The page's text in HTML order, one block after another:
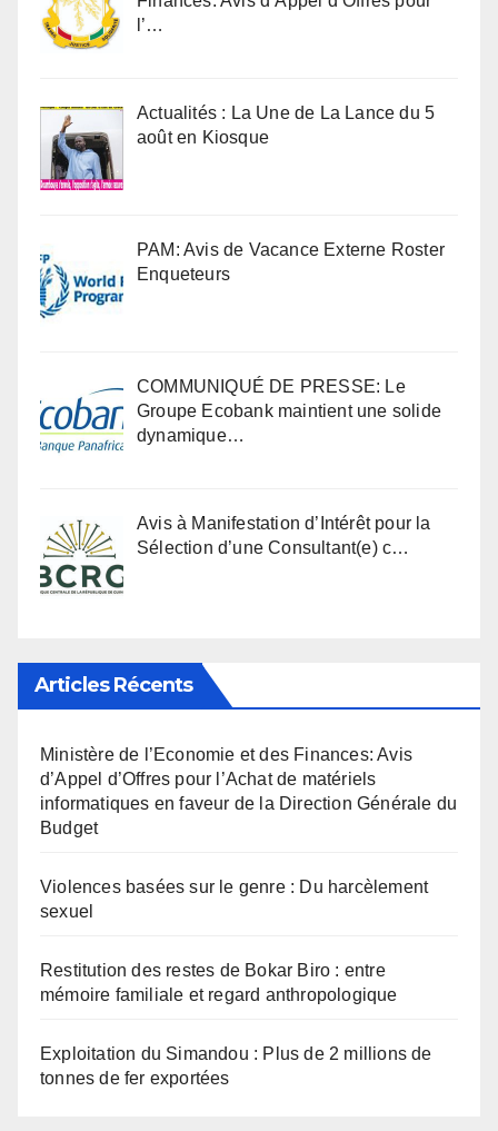
l’…
Actualités : La Une de La Lance du 5
août en Kiosque
PAM: Avis de Vacance Externe Roster
Enqueteurs
COMMUNIQUÉ DE PRESSE: Le
Groupe Ecobank maintient une solide
dynamique…
Avis à Manifestation d’Intérêt pour la
Sélection d’une Consultant(e) c…
Articles Récents
Ministère de l’Economie et des Finances: Avis
d’Appel d’Offres pour l’Achat de matériels
informatiques en faveur de la Direction Générale du
Budget
Violences basées sur le genre : Du harcèlement
sexuel
Restitution des restes de Bokar Biro : entre
mémoire familiale et regard anthropologique
Exploitation du Simandou : Plus de 2 millions de
tonnes de fer exportées